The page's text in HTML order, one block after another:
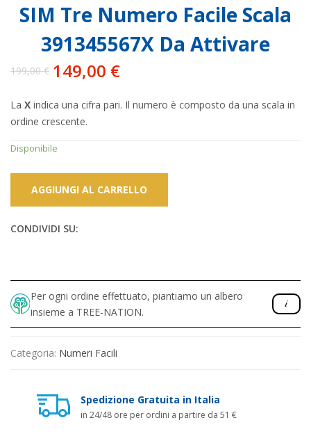
SIM Tre Numero Facile Scala
391345567X Da Attivare
199,00€
Il
originale
era:
199,00 €.
149,00 €
Il
attuale
è:
149,00 €.
La X indica una cifra pari. Il numero è composto da una scala in
ordine crescente.
Disponibile
AGGIUNGI AL CARRELLO
CONDIVIDI SU:
Per ogni ordine effettuato, piantiamo un albero
insieme a TREE-NATION.
Categoria: Numeri Facili
Spedizione Gratuita in Italia
in 24/48 ore per ordini a partire da 51 €